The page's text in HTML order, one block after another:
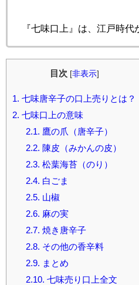
『七味口上』は、江戸時代
目次 [非表示]
1. 七味唐辛子の口上売りとは？
2. 七味口上の意味
2.1. 鷹の爪（唐辛子）
2.2. 陳皮（みかんの皮）
2.3. 松葉海苔（のり）
2.4. 白ごま
2.5. 山椒
2.6. 麻の実
2.7. 焼き唐辛子
2.8. その他の香辛料
2.9. まとめ
2.10. 七味売り口上全文